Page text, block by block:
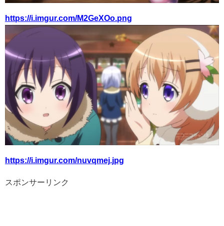
https://i.imgur.com/M2GeXOo.png
https://i.imgur.com/nuvqmej.jpg
スポンサーリンク